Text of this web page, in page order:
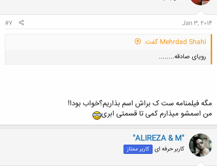
Jan 3, 2014
#7
Mehrdad Shahi گفت:
رویای صادقه........
کلیک کنید تا باز شود...
مگه فیلمنامه ست ک براش اسم بذاریم؟خواب بودا!
من اسمشو میذارم کمی تا قسمتی ابری
"ALIREZA & M"
کاربر حرفه ای کاربر ممتاز